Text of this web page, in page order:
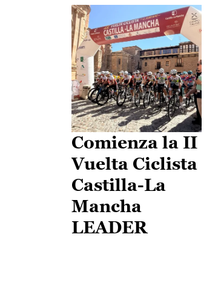
Comienza la II
Vuelta Ciclista
Castilla-La
Mancha
LEADER